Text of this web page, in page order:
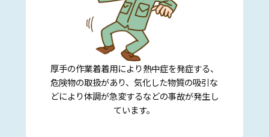
厚手の作業着着用により熱中症を発症する、
危険物の取扱があり、気化した物質の吸引な
どにより体調が急変するなどの事故が発生し
ています。